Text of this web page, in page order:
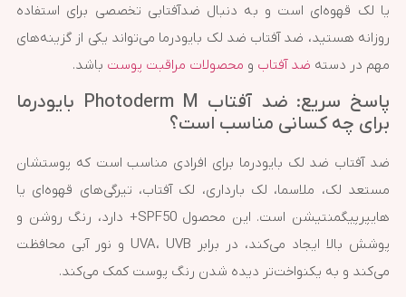
یا لک قهوه‌ای است و به دنبال ضدآفتابی تخصصی برای استفاده
روزانه هستید، ضد آفتاب ضد لک بایودرما می‌تواند یکی از گزینه‌های
مهم در دسته ضد آفتاب و محصولات مراقبت پوست باشد.
پاسخ سریع: ضد آفتاب Photoderm M بایودرما
برای چه کسانی مناسب است؟
ضد آفتاب ضد لک بایودرما برای افرادی مناسب است که پوستشان
مستعد لک، ملاسما، لک بارداری، لک آفتاب، تیرگی‌های قهوه‌ای یا
هایپرپیگمنتیشن است. این محصول SPF50+ دارد، رنگ روشن و
پوشش بالا ایجاد می‌کند، در برابر UVA، UVB و نور آبی محافظت
می‌کند و به یکنواخت‌تر دیده شدن رنگ پوست کمک می‌کند.